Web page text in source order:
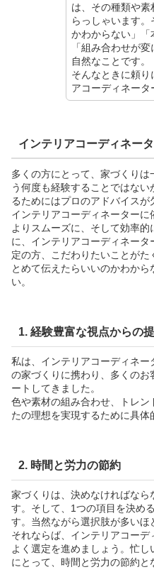
は、その種類や
らっしゃいます
かわからない」「
「組み合わせが
自然なことです。
そんなときに頼り
アコーディネータ
インテリアコーディネー
多くの方にとって、家づくり
う何度も経験することではない
るためにはプロのアドバイスが
インテリアコーディネーター
よりスムーズに、そして効率
に、インテリアコーディネー
定の方、こだわりたいことが
とめて伝えたらいいのかわか
い。
1. 経験豊富な視点からの
私は、インテリアコーディネ
の家づくりに携わり、多くの
ートしてきました。
色や素材の組み合わせ、トレ
たの理想を実現するために具体
2. 時間と労力の節約
家づくりは、決めなければなら
す。そして、1つの項目を決め
す。当然ながら選択肢が多いほ
それならば、インテリアコー
よく選定を進めましょう。忙
にとって、時間と労力の節約と